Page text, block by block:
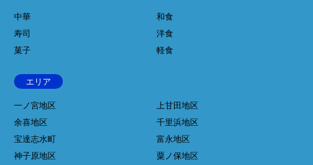
中華
和食
寿司
洋食
菓子
軽食
エリア
一ノ宮地区
上甘田地区
余喜地区
千里浜地区
宝達志水町
富永地区
神子原地区
粟ノ保地区